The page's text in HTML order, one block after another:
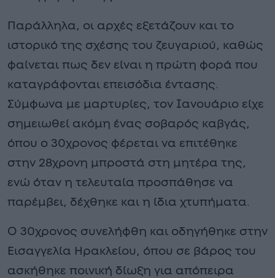
Παράλληλα, οι αρχές εξετάζουν και το
ιστορικό της σχέσης του ζευγαριού, καθώς
φαίνεται πως δεν είναι η πρώτη φορά που
καταγράφονται επεισόδια έντασης.
Σύμφωνα με μαρτυρίες, τον Ιανουάριο είχε
σημειωθεί ακόμη ένας σοβαρός καβγάς,
όπου ο 30χρονος φέρεται να επιτέθηκε
στην 28χρονη μπροστά στη μητέρα της,
ενώ όταν η τελευταία προσπάθησε να
παρέμβει, δέχθηκε και η ίδια χτυπήματα.
Ο 30χρονος συνελήφθη και οδηγήθηκε στην
Εισαγγελία Ηρακλείου, όπου σε βάρος του
ασκήθηκε ποινική δίωξη για απόπειρα